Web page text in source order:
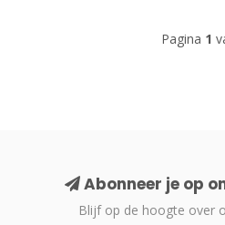
Pagina 1
Abonneer je op
Blijf op de hoogte over